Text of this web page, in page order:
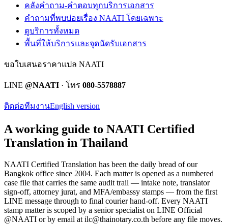
คลังคำถาม-คำตอบทุกบริการเอกสาร
คำถามที่พบบ่อยเรื่อง NAATI โดยเฉพาะ
ดูบริการทั้งหมด
พื้นที่ให้บริการและจุดนัดรับเอกสาร
ขอใบเสนอราคาแปล NAATI
LINE @NAATI · โทร 080-5578887
ติดต่อทีมงานEnglish version
A working guide to NAATI Certified
Translation in Thailand
NAATI Certified Translation has been the daily bread of our
Bangkok office since 2004. Each matter is opened as a numbered
case file that carries the same audit trail — intake note, translator
sign-off, attorney jurat, and MFA/embassy stamps — from the first
LINE message through to final courier hand-off. Every NAATI
stamp matter is scoped by a senior specialist on LINE Official
@NAATI or by email at ilc@thainotary.co.th before any file moves.